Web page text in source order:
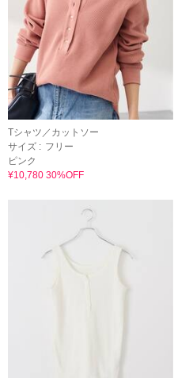
Tシャツ／カットソー
サイズ : フリー
ピンク
¥10,780 30%OFF